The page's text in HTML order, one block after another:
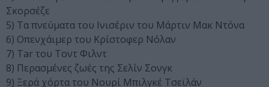
Σκορσέζε
5) Τα πνεύματα του Ινισέριν του Μάρτιν Μακ Ντόνα
6) Οπενχάιμερ του Κρίστοφερ Νόλαν
7) Tar του Τοντ Φιλντ
8) Περασμένες ζωές της Σελίν Σονγκ
9) Ξερά χόρτα του Νουρί Μπιλγκέ Τσεϊλάν